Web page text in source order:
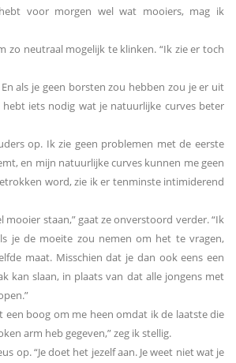
voor morgen wel wat mooiers, mag ik
neutraal mogelijk te klinken. “Ik zie er toch
als je geen borsten zou hebben zou je er uit
hebt iets nodig wat je natuurlijke curves beter
op. Ik zie geen problemen met de eerste
en mijn natuurlijke curves kunnen me geen
word, zie ik er tenminste intimiderend
staan,” gaat ze onverstoord verder. “Ik
je de moeite zou nemen om het te vragen,
maat. Misschien dat je dan ook eens een
kan slaan, in plaats van dat alle jongens met
boog om me heen omdat ik de laatste die
arm heb gegeven,” zeg ik stellig.
op. “Je doet het jezelf aan. Je weet niet wat je